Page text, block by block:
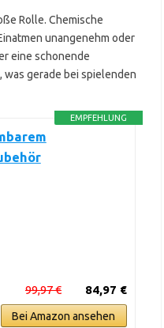
Rolle. Chemische
unangenehm oder
eine schonende
gerade bei spielenden
EMPFEHLUNG
84,97 €
99,97 €
Bei Amazon ansehen